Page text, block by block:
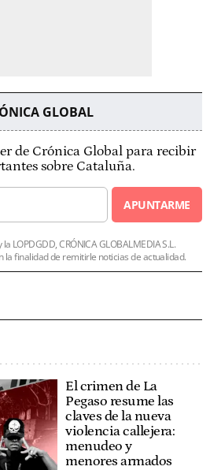
GLOBAL
de Crónica Global para recibir
sobre Cataluña.
APUNTARME
LOPDGDD, CRÓNICA GLOBALMEDIA S.L.
la finalidad de remitirle noticias de actualidad.
El crimen de La
Pegaso resume las
claves de la nueva
violencia callejera:
menudeo y
menores armados